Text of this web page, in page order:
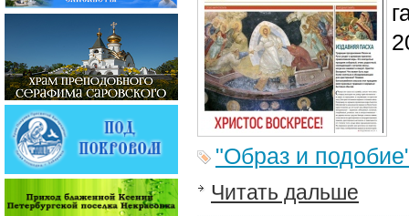
"Образ и
Читать дальше